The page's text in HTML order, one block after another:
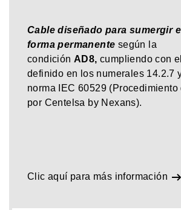
Cable diseñado para sumergir
forma permanente según la
condición AD8,cumpliendo con
definido en los numerales 14.2.7
norma IEC 60529
por Centelsa by Nexans).
Clic aquí para más información